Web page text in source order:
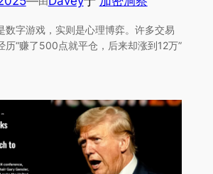
数字游戏，实则是心理博弈。许多交易
历“赚了500点就平仓，后来却涨到12万”